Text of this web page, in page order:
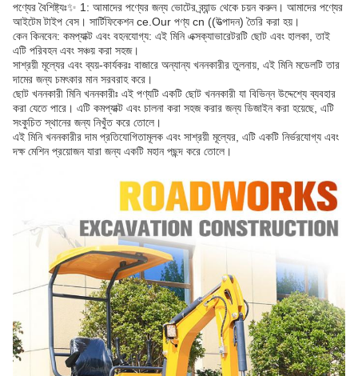
পণ্যের বৈশিষ্ট্যঃ✨ 1: আমাদের পণ্যের জন্য ভোটের ব্র্যান্ড থেকে চয়ন করুন। আমাদের পণ্যের
আইটেম টাইপ বেস। সার্টিফিকেশন ce.Our পণ্য cn ((উত্পাদন) তৈরি করা হয়।
কেন কিনবেন: কমপ্যাক্ট এবং বহনযোগ্য: এই মিনি এক্সক্যাভারেটরটি ছোট এবং হালকা, তাই
এটি পরিবহন এবং সঞ্চয় করা সহজ।
সাশ্রয়ী মূল্যের এবং ব্যয়-কার্যকরঃ বাজারে অন্যান্য খননকারীর তুলনায়, এই মিনি মডেলটি তার
দামের জন্য চমৎকার মান সরবরাহ করে।
ছোট খননকারী মিনি খননকারীঃ এই পণ্যটি একটি ছোট খননকারী যা বিভিন্ন উদ্দেশ্যে ব্যবহার
করা যেতে পারে। এটি কমপ্যাক্ট এবং চালনা করা সহজ করার জন্য ডিজাইন করা হয়েছে, এটি
সংকুচিত স্থানের জন্য নিখুঁত করে তোলে।
এই মিনি খননকারীর দাম প্রতিযোগিতামূলক এবং সাশ্রয়ী মূল্যের, এটি একটি নির্ভরযোগ্য এবং
দক্ষ মেশিন প্রয়োজন যারা জন্য একটি মহান পছন্দ করে তোলে।